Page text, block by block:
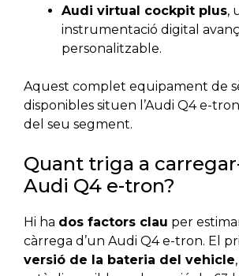
Audi virtual cockpit plus,
instrumentació digital
personalitzable.
Aquest complet equipament de
disponibles situen l’Audi Q4 e-
del seu segment.
Quant triga a
Audi Q4 e-tron?
Hi ha dos factors clau per
càrrega d’un Audi Q4 e-tron. El
versió de la bateria del vehicle